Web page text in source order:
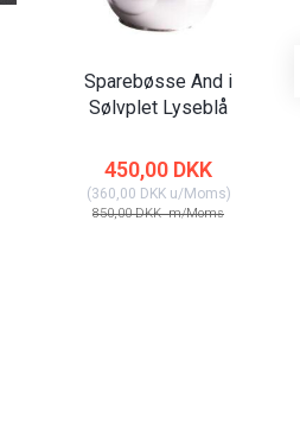
Sparebøsse And i
Sølvplet Lyseblå
450,00 DKK
(360,00 DKKu/Moms)
850,00 DKKm/Moms